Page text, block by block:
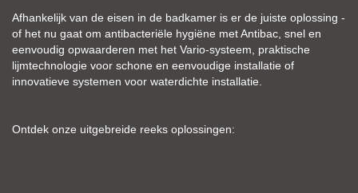
Afhankelijk van de eisen in de badkamer is er de juiste oplossing -
of het nu gaat om antibacteriële hygiëne met Antibac, snel en
eenvoudig opwaarderen met het Vario-systeem, praktische
lijmtechnologie voor schone en eenvoudige installatie of
innovatieve systemen voor waterdichte installatie.
Ontdek onze uitgebreide reeks oplossingen: